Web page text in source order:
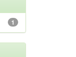
1